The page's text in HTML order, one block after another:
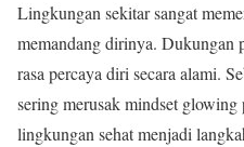
Lingkungan sekitar sangat
memandang dirinya. Dukungan
rasa percaya diri secara alami.
sering merusak mindset
lingkungan sehat menjadi